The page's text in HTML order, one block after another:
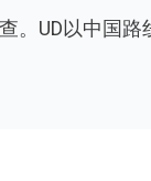
UD以中国